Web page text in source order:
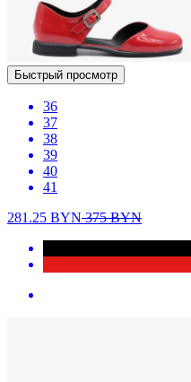
Быстрый просмотр
36
37
38
39
40
41
281.25 BYN375BYN